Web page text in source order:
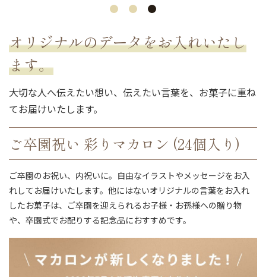
オリジナルのデータをお入れいたし
ます。
大切な人へ伝えたい想い、伝えたい言葉を、お菓子に重ね
てお届けいたします。
ご卒園祝い 彩りマカロン (24個入り)
ご卒園のお祝い、内祝いに。自由なイラストやメッセージをお入
れしてお届けいたします。他にはないオリジナルの言葉をお入れ
したお菓子は、ご卒園を迎えられるお子様・お孫様への贈り物
や、卒園式でお配りする記念品におすすめです。